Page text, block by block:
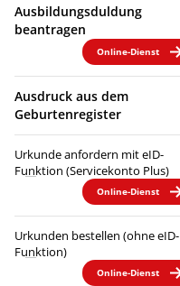
Ausbildungsduldung
beantragen
Online-Dienst
Ausdruck aus dem
Geburtenregister
Urkunde anfordern mit eID-
Funktion (Servicekonto Plus)
Online-Dienst
Urkunden bestellen (ohne eID-
Funktion)
Online-Dienst